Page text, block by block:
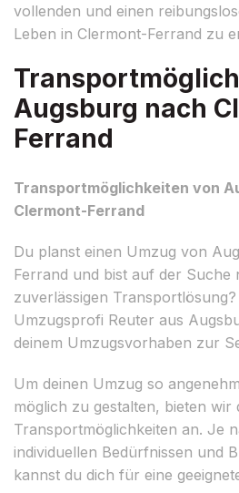
vollenden und einen
Leben in Clermont-Ferrand zu
Augsburg nach
Ferrand
Transportmöglichkeiten von
Clermont-Ferrand
Du planst einen Umzug von
Ferrand und bist auf der Suche
zuverlässigen Transportlösung?
Umzugsprofi Reuter aus
deinem Umzugsvorhaben zur
Um deinen Umzug so
möglich zu gestalten, bieten wir
Transportmöglichkeiten an. Je
individuellen Bedürfnissen und
kannst du dich für eine